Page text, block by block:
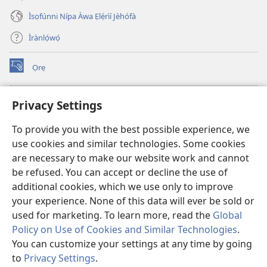
Privacy Settings
To provide you with the best possible experience, we
use cookies and similar technologies. Some cookies
are necessary to make our website work and cannot
be refused. You can accept or decline the use of
additional cookies, which we use only to improve
your experience. None of this data will ever be sold or
used for marketing. To learn more, read the Global
Policy on Use of Cookies and Similar Technologies.
You can customize your settings at any time by going
to Privacy Settings.
Ìsọfúnni Nípa Àwa Ẹlẹ́rìí Jèhófà
Ìrànlọ́wọ́
Ọrẹ
(opens
new
ÀKÁ ÌWÉ ORÍ ÍŃTÁNẸ́Ẹ̀TÌ TI Watchtower™
(opens
window)JW Hub
(opens
new
window)JW Library
Watchtower Library ®
Copyright© 2026 Watch Tower Bible and Tract Society of Pennsylvania.
ÀDÉHÙN LÍLO ÌKÀNNÌ